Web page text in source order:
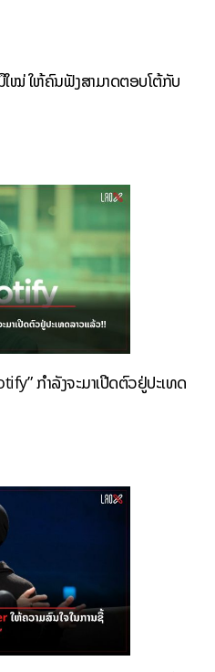
ໝ່ ໃຫ້ຄົນຟັງສາມາດຕອບໂຕ້ກັບ
ກຳລັງຈະມາເປີດຕົວຢູ່ປະເທດ